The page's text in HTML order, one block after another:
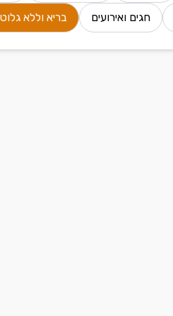
חגים ואירועים בריא וללא